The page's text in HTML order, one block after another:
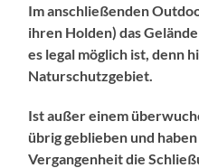
Im anschließenden
ihren Holden) das
es legal möglich ist, denn
Naturschutzgebiet.
Ist außer einem
übrig geblieben und
Vergangenheit die